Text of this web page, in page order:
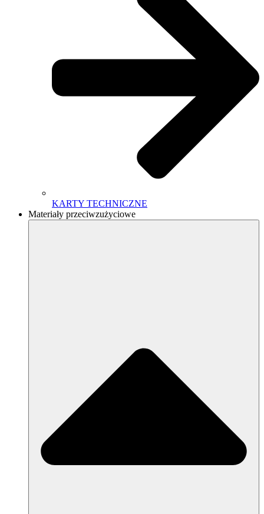
KARTY TECHNICZNE
Materiały przeciwzużyciowe